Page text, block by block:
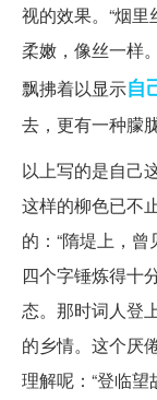
视的效果。“烟
柔嫩，像丝一样
飘拂着以显示自
去，更有一种朦
以上写的是自己
这样的柳色已不
的：“隋堤上，曾
四个字锤炼得十
态。那时词人登
的乡情。这个厌
理解呢：“登临